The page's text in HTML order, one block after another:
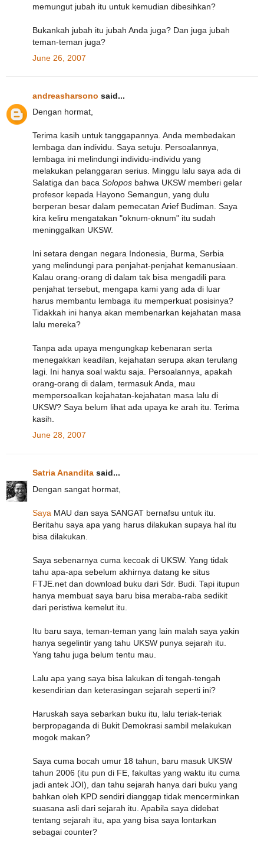
memungut jubah itu untuk kemudian dibesihkan?
Bukankah jubah itu jubah Anda juga? Dan juga jubah
teman-teman juga?
June 26, 2007
andreasharsono said...
Dengan hormat,
Terima kasih untuk tanggapannya. Anda membedakan
lembaga dan individu. Saya setuju. Persoalannya,
lembaga ini melindungi individu-individu yang
melakukan pelanggaran serius. Minggu lalu saya ada di
Salatiga dan baca Solopos bahwa UKSW memberi gelar
profesor kepada Hayono Semangun, yang dulu
berperan besar dalam pemecatan Arief Budiman. Saya
kira keliru mengatakan "oknum-oknum" itu sudah
meninggalkan UKSW.
Ini setara dengan negara Indonesia, Burma, Serbia
yang melindungi para penjahat-penjahat kemanusiaan.
Kalau orang-orang di dalam tak bisa mengadili para
penjahat tersebut, mengapa kami yang ada di luar
harus membantu lembaga itu memperkuat posisinya?
Tidakkah ini hanya akan membenarkan kejahatan masa
lalu mereka?
Tanpa ada upaya mengungkap kebenaran serta
menegakkan keadilan, kejahatan serupa akan terulang
lagi. Ini hanya soal waktu saja. Persoalannya, apakah
orang-orang di dalam, termasuk Anda, mau
mempersoalkan kejahatan-kejahatan masa lalu di
UKSW? Saya belum lihat ada upaya ke arah itu. Terima
kasih.
June 28, 2007
Satria Anandita said...
Dengan sangat hormat,
Saya MAU dan saya SANGAT bernafsu untuk itu.
Beritahu saya apa yang harus dilakukan supaya hal itu
bisa dilakukan.
Saya sebenarnya cuma kecoak di UKSW. Yang tidak
tahu apa-apa sebelum akhirnya datang ke situs
FTJE.net dan download buku dari Sdr. Budi. Tapi itupun
hanya membuat saya baru bisa meraba-raba sedikit
dari peristiwa kemelut itu.
Itu baru saya, teman-teman yang lain malah saya yakin
hanya segelintir yang tahu UKSW punya sejarah itu.
Yang tahu juga belum tentu mau.
Lalu apa yang saya bisa lakukan di tengah-tengah
kesendirian dan keterasingan sejarah seperti ini?
Haruskah saya sebarkan buku itu, lalu teriak-teriak
berpropaganda di Bukit Demokrasi sambil melakukan
mogok makan?
Saya cuma bocah umur 18 tahun, baru masuk UKSW
tahun 2006 (itu pun di FE, fakultas yang waktu itu cuma
jadi antek JOI), dan tahu sejarah hanya dari buku yang
bahkan oleh KPD sendiri dianggap tidak mencerminkan
suasana asli dari sejarah itu. Apabila saya didebat
tentang sejarah itu, apa yang bisa saya lontarkan
sebagai counter?